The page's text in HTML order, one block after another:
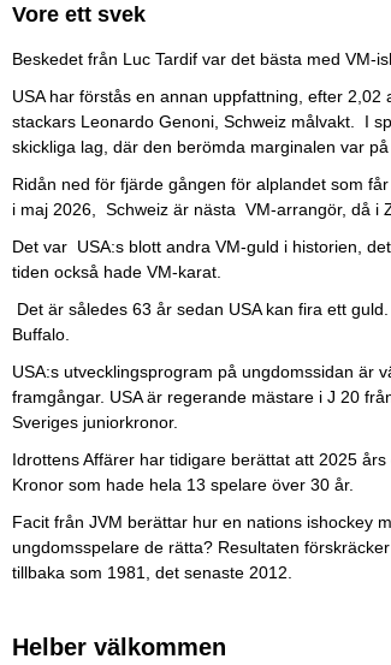
Vore ett svek
Beskedet från Luc Tardif var det bästa med VM-
USA har förstås en annan uppfattning, efter
stackars Leonardo Genoni, Schweiz målvakt. I
skickliga lag, där den berömda marginalen var på
Ridån ned för fjärde gången för alplandet som
i maj 2026, Schweiz är nästa VM-arrangör, då i
Det var USA:s blott andra VM-guld i historien,
tiden också hade VM-karat.
Det är således 63 år sedan USA kan fira ett
Buffalo.
USA:s utvecklingsprogram på ungdomssidan är
framgångar. USA är regerande mästare i J 20
Sveriges juniorkronor.
Idrottens Affärer har tidigare berättat att 2025
Kronor som hade hela 13 spelare över 30 år.
Facit från JVM berättar hur en nations ishockey
ungdomsspelare de rätta? Resultaten
tillbaka som 1981, det senaste 2012.
Helber välkommen